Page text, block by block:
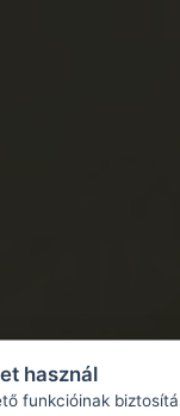
használ
funkcióinak